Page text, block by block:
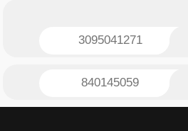
3095041271
840145059